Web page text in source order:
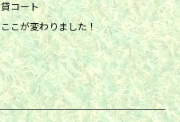
貸コート
ここが変わりました！